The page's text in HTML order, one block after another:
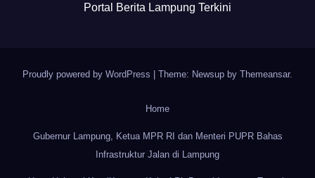
Portal Berita Lampung Terkini
Proudly powered by WordPress Theme: Newsup by Themeansar.
Home
Gubernur Lampung, Ketua MPR RI dan Menteri PUPR Bahas
Infrastruktur Jalan di Lampung